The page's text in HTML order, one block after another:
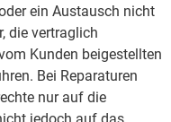
ein Austausch nicht
die vertraglich
Kunden beigestellten
Bei Reparaturen
nur auf die